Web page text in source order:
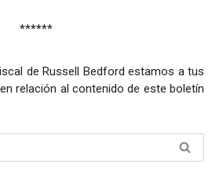
******
de Russell Bedford estamos a tus
relación al contenido de este boletín